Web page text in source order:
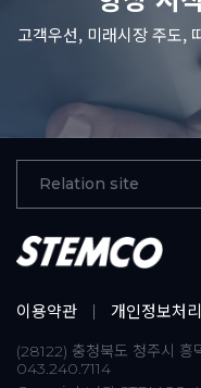
고객우선, 미래시장 주도,
이용약관 개인정보처
(28122) 충청북도 청주시
043.240.7114
Relation site